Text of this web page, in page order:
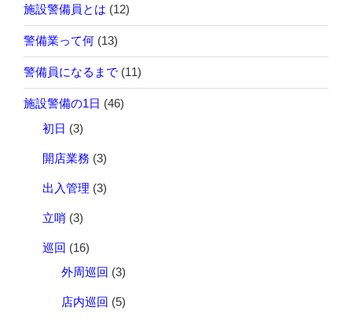
施設警備員とは (12)
警備業って何 (13)
警備員になるまで (11)
施設警備の1日 (46)
初日 (3)
開店業務 (3)
出入管理 (3)
立哨 (3)
巡回 (16)
外周巡回 (3)
店内巡回 (5)